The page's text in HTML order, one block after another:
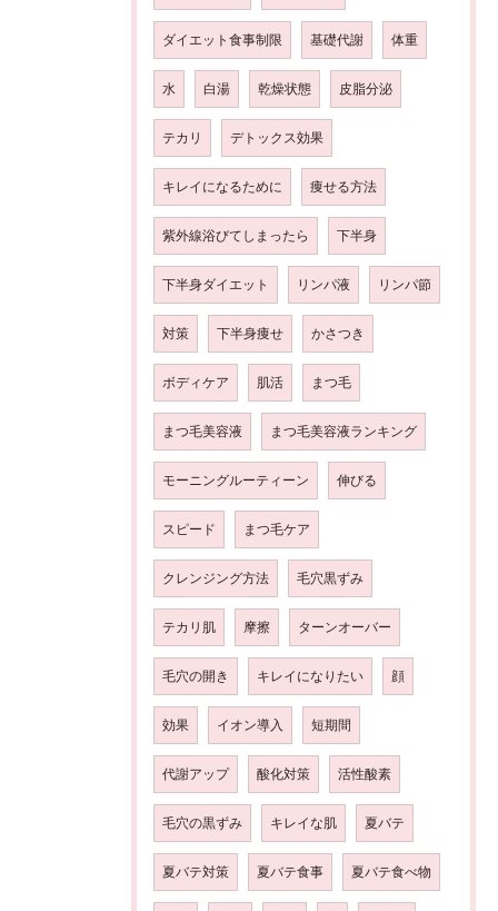
ダイエット食事制限 基礎代謝 体重
水 白湯 乾燥状態 皮脂分泌
テカリ デトックス効果
キレイになるために 痩せる方法
紫外線浴びてしまったら 下半身
下半身ダイエット リンパ液 リンパ節
対策 下半身痩せ かさつき
ボディケア 肌活 まつ毛
まつ毛美容液 まつ毛美容液ランキング
モーニングルーティーン 伸びる
スピード まつ毛ケア
クレンジング方法 毛穴黒ずみ
テカリ肌 摩擦 ターンオーバー
毛穴の開き キレイになりたい 顔
効果 イオン導入 短期間
代謝アップ 酸化対策 活性酸素
毛穴の黒ずみ キレイな肌 夏バテ
夏バテ対策 夏バテ食事 夏バテ食べ物